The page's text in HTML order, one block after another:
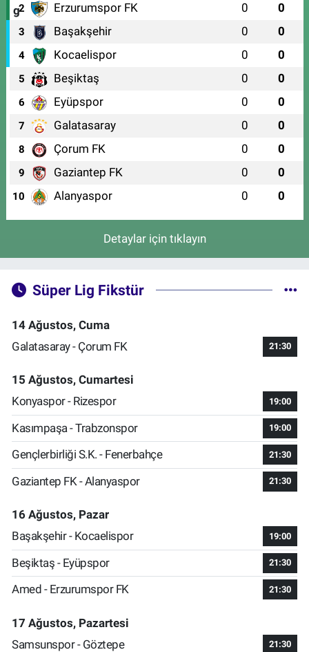
2 Erzurumspor FK 0 0
3 Başakşehir 0 0
4 Kocaelispor 0 0
5 Beşiktaş 0 0
6 Eyüpspor 0 0
7 Galatasaray 0 0
8 Çorum FK 0 0
9 Gaziantep FK 0 0
10 Alanyaspor 0 0
Detaylar için tıklayın
Süper Lig Fikstür
14 Ağustos, Cuma
Galatasaray - Çorum FK
21:30
15 Ağustos, Cumartesi
Konyaspor - Rizespor
19:00
Kasımpaşa - Trabzonspor 19:00
Gençlerbirliği S.K. - Fenerbahçe 21:30
Gaziantep FK - Alanyaspor 21:30
16 Ağustos, Pazar
Başakşehir - Kocaelispor
19:00
Beşiktaş - Eyüpspor 21:30
Amed - Erzurumspor FK 21:30
17 Ağustos, Pazartesi
Samsunspor - Göztepe
21:30